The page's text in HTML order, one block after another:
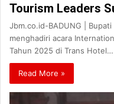
Tourism Leaders
Jbm.co.id-BADUNG |
menghadiri acara
Tahun 2025 di Trans Hotel…
Read More »